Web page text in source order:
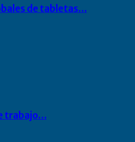
de tabletas…
trabajo…